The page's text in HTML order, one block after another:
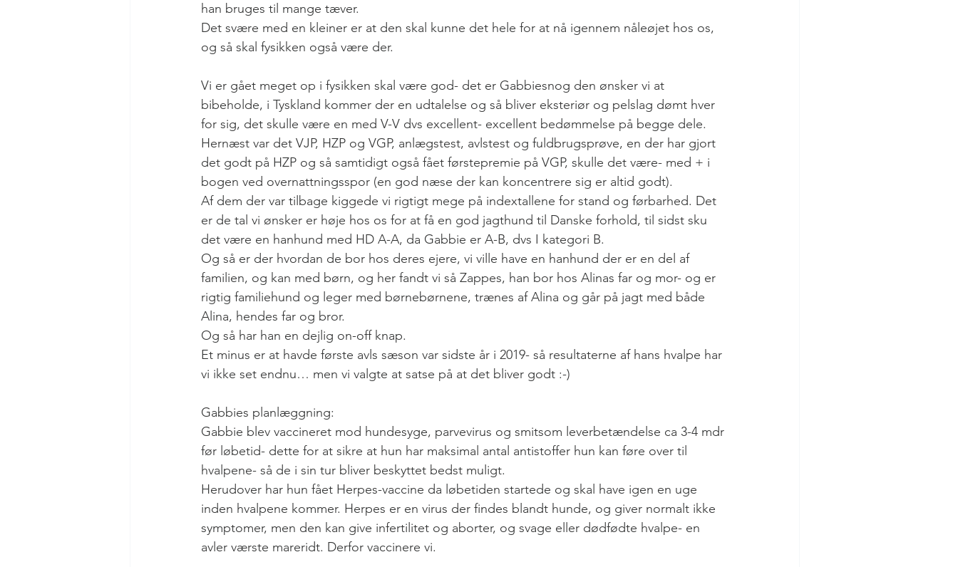
han bruges til mange tæver.
Det svære med en kleiner er at den skal kunne det hele for at nå igennem nåleøjet hos os,
og så skal fysikken også være der.
Vi er gået meget op i fysikken skal være god- det er Gabbiesnog den ønsker vi at
bibeholde, i Tyskland kommer der en udtalelse og så bliver eksteriør og pelslag dømt hver
for sig, det skulle være en med V-V dvs excellent- excellent bedømmelse på begge dele.
Hernæst var det VJP, HZP og VGP, anlægstest, avlstest og fuldbrugsprøve, en der har gjort
det godt på HZP og så samtidigt også fået førstepremie på VGP, skulle det være- med + i
bogen ved overnattningsspor (en god næse der kan koncentrere sig er altid godt).
Af dem der var tilbage kiggede vi rigtigt mege på indextallene for stand og førbarhed. Det
er de tal vi ønsker er høje hos os for at få en god jagthund til Danske forhold, til sidst sku
det være en hanhund med HD A-A, da Gabbie er A-B, dvs I kategori B.
Og så er der hvordan de bor hos deres ejere, vi ville have en hanhund der er en del af
familien, og kan med børn, og her fandt vi så Zappes, han bor hos Alinas far og mor- og er
rigtig familiehund og leger med børnebørnene, trænes af Alina og går på jagt med både
Alina, hendes far og bror.
Og så har han en dejlig on-off knap.
Et minus er at havde første avls sæson var sidste år i 2019- så resultaterne af hans hvalpe har
vi ikke set endnu… men vi valgte at satse på at det bliver godt :-)
Gabbies planlæggning:
Gabbie blev vaccineret mod hundesyge, parvevirus og smitsom leverbetændelse ca 3-4 mdr
før løbetid- dette for at sikre at hun har maksimal antal antistoffer hun kan føre over til
hvalpene- så de i sin tur bliver beskyttet bedst muligt.
Herudover har hun fået Herpes-vaccine da løbetiden startede og skal have igen en uge
inden hvalpene kommer. Herpes er en virus der findes blandt hunde, og giver normalt ikke
symptomer, men den kan give infertilitet og aborter, og svage eller dødfødte hvalpe- en
avler værste mareridt. Derfor vaccinere vi.